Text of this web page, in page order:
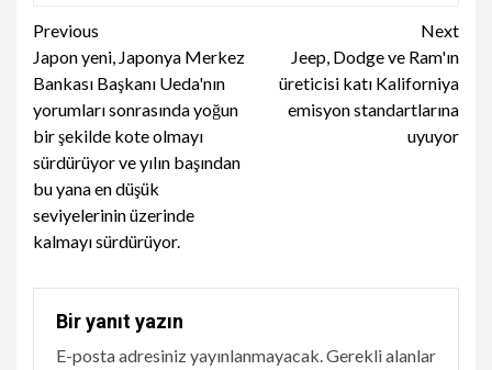
Continue
Reading
Previous
Japon yeni, Japonya Merkez
Bankası Başkanı Ueda'nın
yorumları sonrasında yoğun
bir şekilde kote olmayı
sürdürüyor ve yılın başından
bu yana en düşük
seviyelerinin üzerinde
kalmayı sürdürüyor.
Next
Jeep, Dodge ve Ram'ın
üreticisi katı Kaliforniya
emisyon standartlarına
uyuyor
Bir yanıt yazın
E-posta adresiniz yayınlanmayacak.Gerekli alanlar